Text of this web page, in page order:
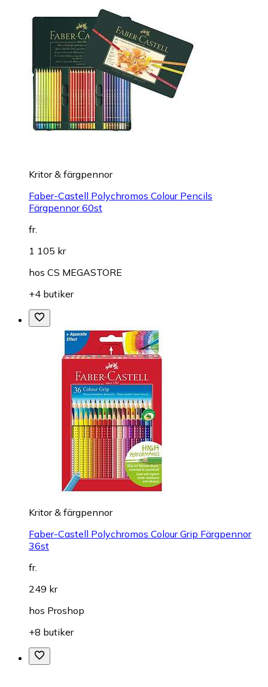
Kritor & färgpennor
Faber-Castell Polychromos Colour Pencils
Färgpennor 60st
fr.
1 105 kr
hos CS MEGASTORE
+4 butiker
Kritor & färgpennor
Faber-Castell Polychromos Colour Grip Färgpennor
36st
fr.
249 kr
hos Proshop
+8 butiker